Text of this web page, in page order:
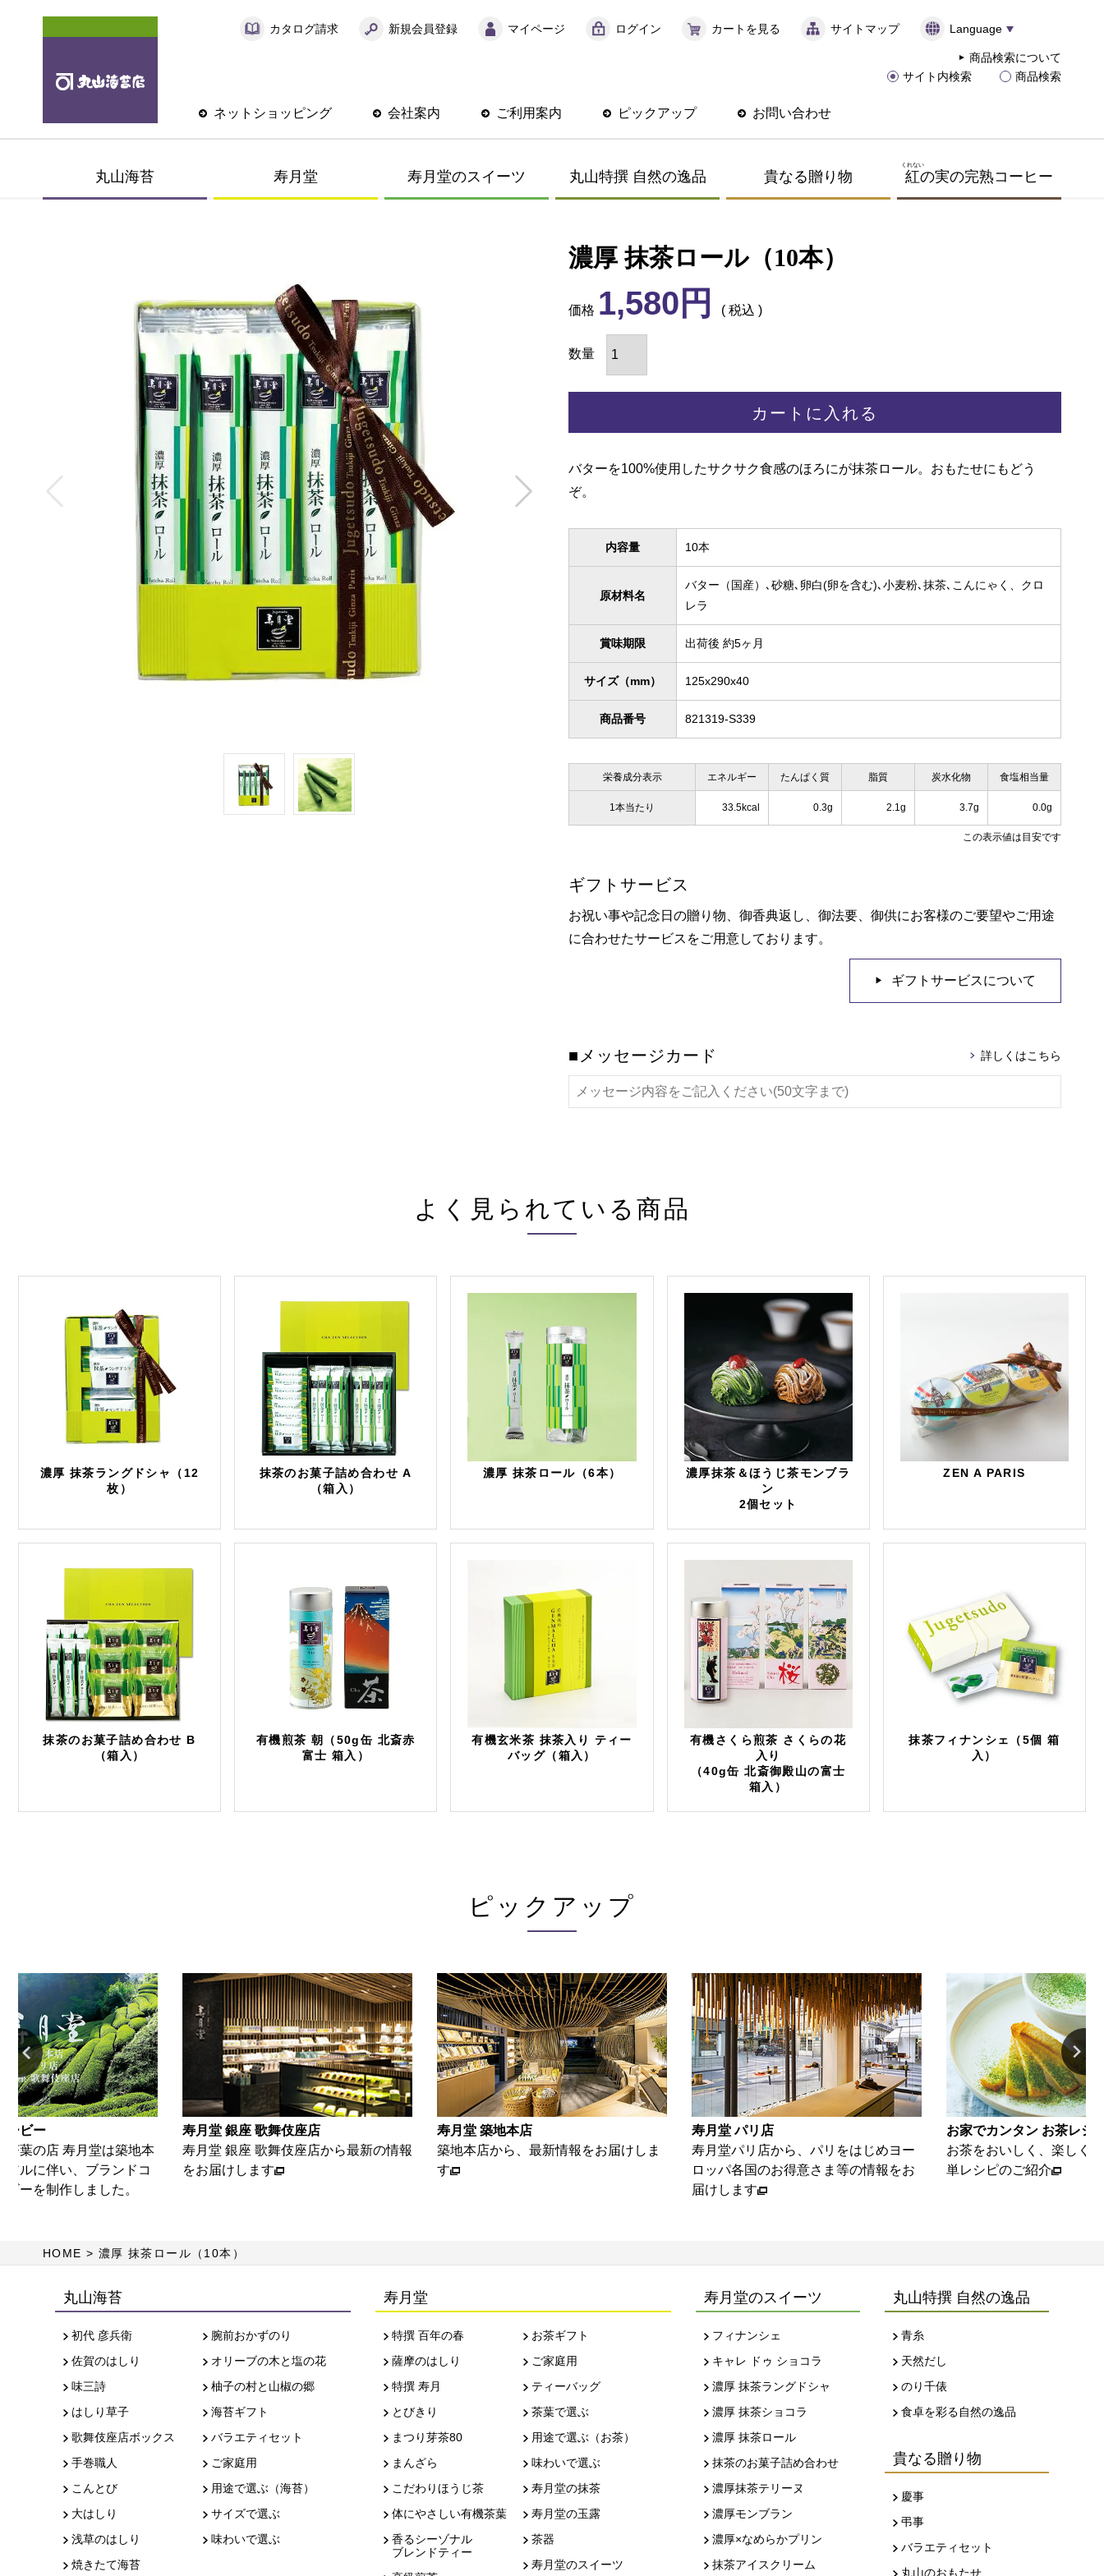
カタログ請求 新規会員登録 マイページ ログイン カートを見る サイトマップ Language
ネットショッピング 会社案内 ご利用案内 ピックアップ お問い合わせ
商品検索について
サイト内検索
商品検索
丸山海苔 寿月堂 寿月堂のスイーツ 丸山特撰 自然の逸品 貴なる贈り物 紅
くれない
の実の完熟コーヒー
濃厚 抹茶ロール（10本）
価格 1,580 税込
カートに入れる
バターを100%使用したサクサク食感のほろにが抹茶ロール。おもたせにもどう
ぞ。
内容量 10本
原材料名
バター（国産）､砂糖､卵白(卵を含む)､小麦粉､抹茶､こんにゃく、クロ
レラ
賞味期限 出荷後 約5ヶ月
サイズ（mm） 125x290x40
商品番号 821319-S339
栄養成分表示 エネルギー たんぱく質 脂質 炭水化物 食塩相当量
1本当たり 33.5kcal 0.3g 2.1g 3.7g 0.0g
この表示値は目安です
ギフトサービス
お祝い事や記念日の贈り物、御香典返し、御法要、御供にお客様のご要望やご用途
に合わせたサービスをご用意しております。
ギフトサービスについて
■メッセージカード
よく見られている商品
濃厚 抹茶ラングドシャ（12
枚）
抹茶のお菓子詰め合わせ A
（箱入）
濃厚 抹茶ロール（6本）
濃厚抹茶＆ほうじ茶モンブラ
ン
2個セット
ZEN A PARIS
抹茶のお菓子詰め合わせ B
（箱入）
有機煎茶 朝（50g缶 北斎赤
富士 箱入）
有機玄米茶 抹茶入り ティー
バッグ（箱入）
有機さくら煎茶 さくらの花
入り
（40g缶 北斎御殿山の富士
箱入）
抹茶フィナンシェ（5個 箱
入）
ピックアップ
舞伎座店
舞伎座店から最新の情報
す
寿月堂 築地本店
築地本店から、最新情報をお届けしま
す
寿月堂 パリ店
寿月堂パリ店から、パリをはじめヨー
ロッパ各国のお得意さま等の情報をお
お家でカンタン お茶レシピ
お茶をおいしく、楽しくいただける簡
単レシピのご紹介
動画ギャラリー
海苔とお茶を、美味しく
ご紹介いたします
HOME 濃厚 抹茶ロール（10本）
丸山海苔
初代 彦兵衛
佐賀のはしり
味三詩
はしり草子
歌舞伎座店ボックス
手巻職人
こんとび
大はしり
浅草のはしり
焼きたて海苔
腕前おかずのり
オリーブの木と塩の花
柚子の村と山椒の郷
海苔ギフト
バラエティセット
ご家庭用
用途で選ぶ（海苔）
サイズで選ぶ
味わいで選ぶ
寿月堂
特撰 百年の春
薩摩のはしり
特撰 寿月
とびきり
まつり芽茶80
まんざら
こだわりほうじ茶
体にやさしい有機茶葉
香るシーゾナル
ブレンドティー
お茶ギフト
ご家庭用
ティーバッグ
茶葉で選ぶ
用途で選ぶ（お茶）
味わいで選ぶ
寿月堂の抹茶
寿月堂の玉露
茶器
寿月堂のスイーツ
寿月堂のスイーツ
フィナンシェ
キャレ ドゥ ショコラ
濃厚 抹茶ラングドシャ
濃厚 抹茶ショコラ
濃厚 抹茶ロール
抹茶のお菓子詰め合わせ
濃厚抹茶テリーヌ
濃厚モンブラン
濃厚×なめらかプリン
抹茶アイスクリーム
丸山特撰 自然の逸品
青糸
天然だし
のり千俵
食卓を彩る自然の逸品
貴なる贈り物
慶事
弔事
バラエティセット
丸山のおもたせ